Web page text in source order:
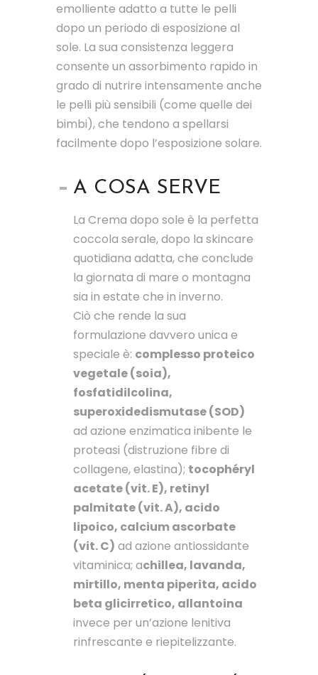
emolliente adatto a tutte le pelli
dopo un periodo di esposizione al
sole. La sua consistenza leggera
consente un assorbimento rapido in
grado di nutrire intensamente anche
le pelli più sensibili (come quelle dei
bimbi), che tendono a spellarsi
facilmente dopo l’esposizione solare.
A COSA SERVE
La Crema dopo sole è la perfetta
coccola serale, dopo la skincare
quotidiana adatta, che conclude
la giornata di mare o montagna
sia in estate che in inverno.
Ciò che rende la sua
formulazione davvero unica e
speciale è: complesso proteico
vegetale (soia),
fosfatidilcolina,
superoxidedismutase (SOD)
ad azione enzimatica inibente le
proteasi (distruzione fibre di
collagene, elastina); tocophéryl
acetate (vit. E), retinyl
palmitate (vit. A), acido
lipoico, calcium ascorbate
(vit. C) ad azione antiossidante
vitaminica; achillea, lavanda,
mirtillo, menta piperita, acido
beta glicirretico, allantoina
invece per un’azione lenitiva
rinfrescante e riepitelizzante.